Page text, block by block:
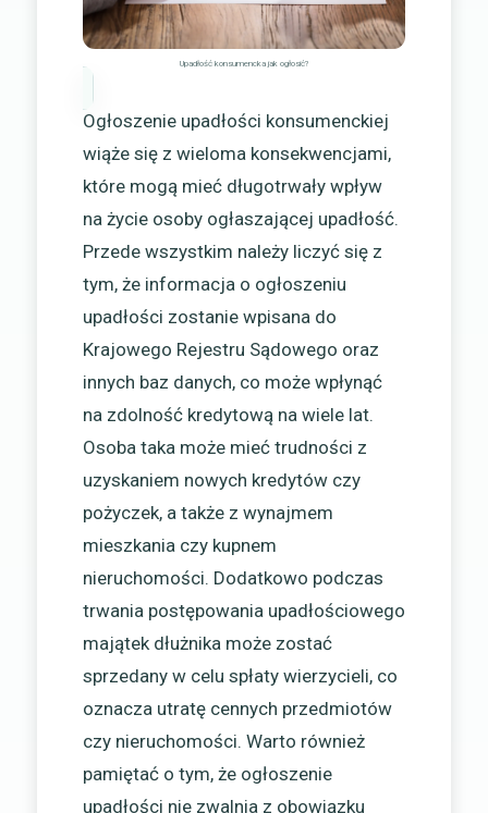
Upadłość konsumencka jak ogłosić?
Ogłoszenie upadłości konsumenckiej
wiąże się z wieloma konsekwencjami,
które mogą mieć długotrwały wpływ
na życie osoby ogłaszającej upadłość.
Przede wszystkim należy liczyć się z
tym, że informacja o ogłoszeniu
upadłości zostanie wpisana do
Krajowego Rejestru Sądowego oraz
innych baz danych, co może wpłynąć
na zdolność kredytową na wiele lat.
Osoba taka może mieć trudności z
uzyskaniem nowych kredytów czy
pożyczek, a także z wynajmem
mieszkania czy kupnem
nieruchomości. Dodatkowo podczas
trwania postępowania upadłościowego
majątek dłużnika może zostać
sprzedany w celu spłaty wierzycieli, co
oznacza utratę cennych przedmiotów
czy nieruchomości. Warto również
pamiętać o tym, że ogłoszenie
upadłości nie zwalnia z obowiązku